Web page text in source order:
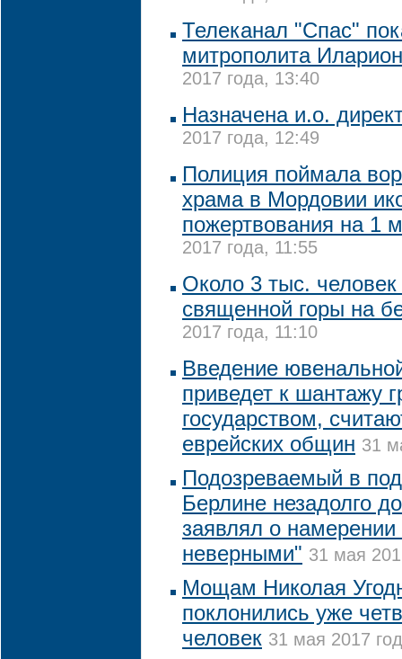
Телеканал "Спас"
митрополита
2017 года, 13:40
Назначена и.о.
2017 года, 12:49
Полиция поймала
храма в Мордовии
пожертвования на 1
2017 года, 11:55
Около 3 тыс. человек
священной горы на
2017 года, 11:10
Введение
приведет к шантажу
государством,
еврейских общин 31
Подозреваемый в
Берлине незадолго
заявлял о намерении
неверными" 31 мая
Мощам Николая
поклонились уже
человек 31 мая 2017